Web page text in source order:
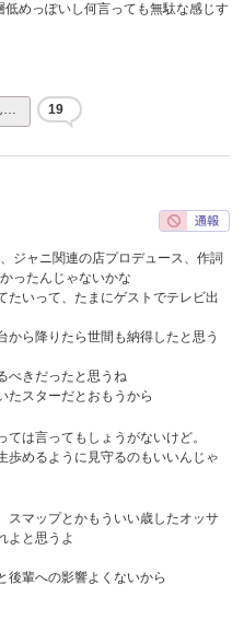
めっぽいし何言っても無駄な感じす
… 19
ジャニ関連の店プロデュース、作詞
ったんじゃないかな
たいって、たまにゲストでテレビ出
から降りたら世間も納得したと思う
べきだったと思うね
たスターだとおもうから
は言ってもしょうがないけど。
歩めるように見守るのもいいんじゃ
スマップとかもういい歳したオッサ
よと思うよ
後輩への影響よくないから